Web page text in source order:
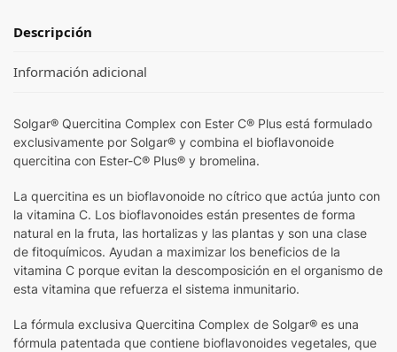
Descripción
Información adicional
Solgar® Quercitina Complex con Ester C® Plus está formulado
exclusivamente por Solgar® y combina el bioflavonoide
quercitina con Ester-C® Plus® y bromelina.
La quercitina es un bioflavonoide no cítrico que actúa junto con
la vitamina C. Los bioflavonoides están presentes de forma
natural en la fruta, las hortalizas y las plantas y son una clase
de fitoquímicos. Ayudan a maximizar los beneficios de la
vitamina C porque evitan la descomposición en el organismo de
esta vitamina que refuerza el sistema inmunitario.
La fórmula exclusiva Quercitina Complex de Solgar® es una
fórmula patentada que contiene bioflavonoides vegetales, que